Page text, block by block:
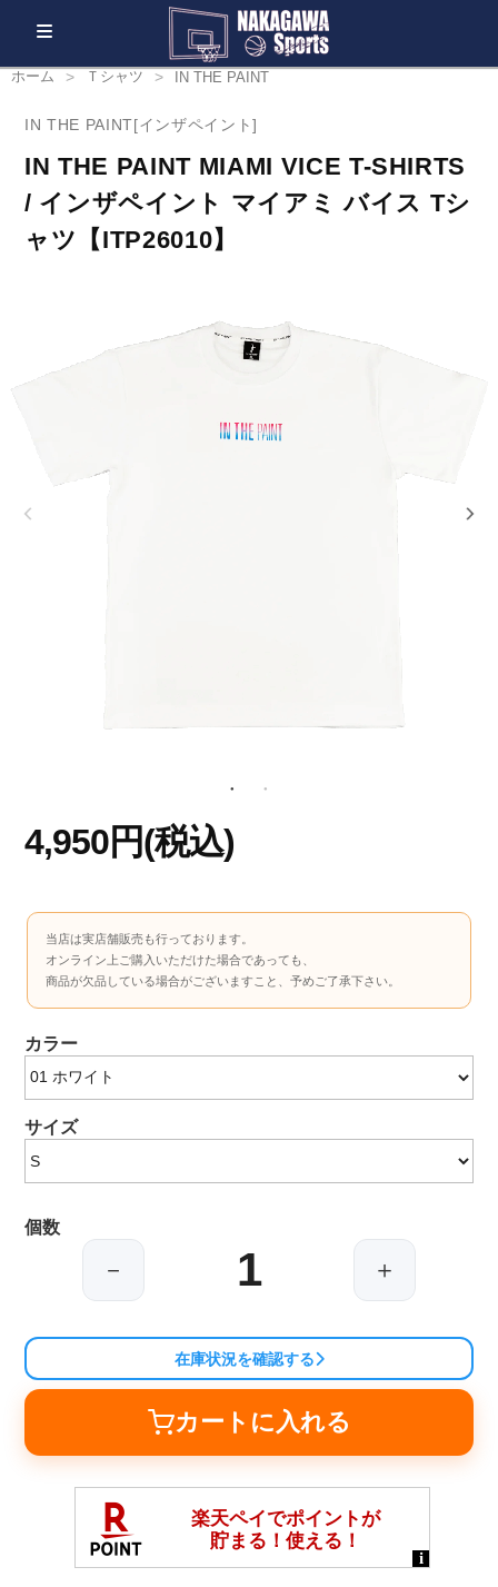
ホーム Ｔシャツ IN THE PAINT
IN THE PAINT[インザペイント]
IN THE PAINT MIAMI VICE T-SHIRTS
/ インザペイント マイアミ バイス Tシ
ャツ【ITP26010】
4,950円(税込)
当店は実店舗販売も行っております。
オンライン上ご購入いただけた場合であっても、
商品が欠品している場合がございますこと、予めご了承下さい。
カラー
サイズ
個数
－ ＋
在庫状況を確認する
カートに入れる